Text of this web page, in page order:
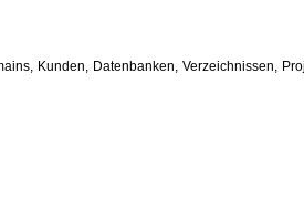
Kunden, Datenbanken, Verzeichnissen,